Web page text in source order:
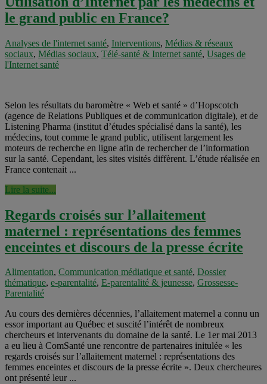
le grand public en France?
Analyses de l'internet santé, Interventions, Médias & réseaux
sociaux, Médias sociaux, Télé-santé & Internet santé, Usages de
l'Internet santé
Selon les résultats du baromètre « Web et santé » d’Hopscotch
(agence de Relations Publiques et de communication digitale), et de
Listening Pharma (institut d’études spécialisé dans la santé), les
médecins, tout comme le grand public, utilisent largement les
moteurs de recherche en ligne afin de rechercher de l’information
sur la santé. Cependant, les sites visités diffèrent. L’étude réalisée en
France contenait ...
Lire la suite...
Regards croisés sur l’allaitement
maternel : représentations des femmes
enceintes et discours de la presse écrite
Alimentation, Communication médiatique et santé, Dossier
thématique, e-parentalité, E-parentalité & jeunesse, Grossesse-
Parentalité
Au cours des dernières décennies, l’allaitement maternel a connu un
essor important au Québec et suscité l’intérêt de nombreux
chercheurs et intervenants du domaine de la santé. Le 1er mai 2013
a eu lieu à ComSanté une rencontre de partenaires initulée « les
regards croisés sur l’allaitement maternel : représentations des
femmes enceintes et discours de la presse écrite ». Deux chercheures
ont présenté leur ...